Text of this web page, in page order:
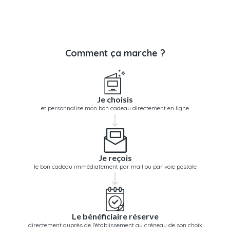
Comment ça marche ?
Je choisis
et personnalise mon bon cadeau directement en ligne
Je reçois
le bon cadeau immédiatement par mail ou par voie postale
Le bénéficiaire réserve
directement auprès de l'établissement au créneau de son choix